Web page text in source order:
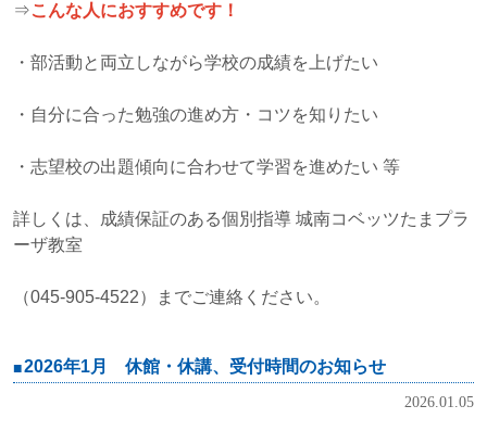
⇒こんな人におすすめです！
・部活動と両立しながら学校の成績を上げたい
・自分に合った勉強の進め方・コツを知りたい
・志望校の出題傾向に合わせて学習を進めたい 等
詳しくは、成績保証のある個別指導 城南コベッツたまプラ
ーザ教室
（045-905-4522）までご連絡ください。
2026年1月 休館・休講、受付時間のお知らせ
2026.01.05